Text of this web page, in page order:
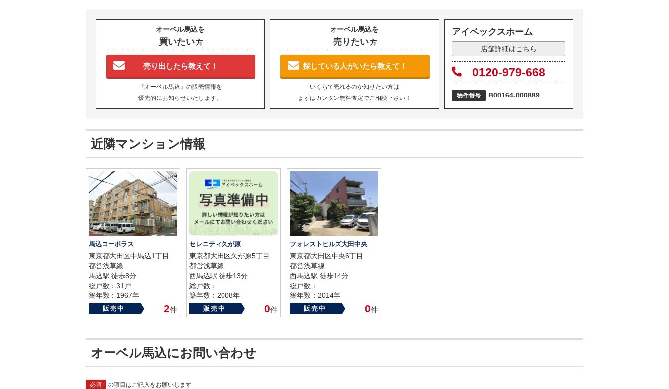
オーベル馬込を
買いたい方
売り出したら教えて！
『オーベル馬込』の販売情報を
優先的にお知らせいたします。
オーベル馬込を
売りたい方
探している人がいたら教えて！
いくらで売れるのか知りたい方は
まずはカンタン無料査定でご相談下さい！
アイベックスホーム
店舗詳細はこちら
0120-979-668
物件番号 B00164-000889
近隣マンション情報
馬込コーポラス
東京都大田区中馬込1丁目
都営浅草線
馬込駅 徒歩8分
総戸数：31戸
築年数：1967年
販売中 2件
セレニティ久が原
東京都大田区久が原5丁目
都営浅草線
西馬込駅 徒歩13分
総戸数：
築年数：2008年
販売中 0件
フォレストヒルズ大田中央
東京都大田区中央6丁目
都営浅草線
西馬込駅 徒歩14分
総戸数：
築年数：2014年
販売中 0件
オーベル馬込にお問い合わせ
必須 の項目はご記入をお願いします